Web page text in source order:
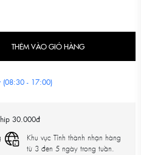
THÊM VÀO GIỎ HÀNG
(08:30 - 17:00)
30.000đ
Khu vực Tỉnh thành nhận hàng
từ 3 đên 5 ngày trong tuần.